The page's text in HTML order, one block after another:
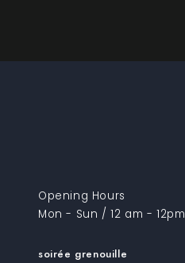
Opening Hours
Mon - Sun / 12 am - 12pm
soirée grenouille